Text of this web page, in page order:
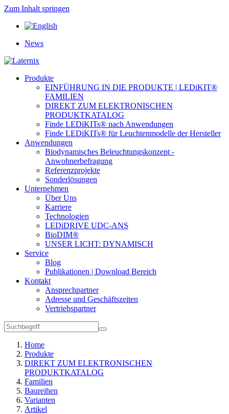
Zum Inhalt springen
News
Produkte
EINFÜHRUNG IN DIE PRODUKTE | LEDiKIT®
FAMILIEN
DIREKT ZUM ELEKTRONISCHEN
PRODUKTKATALOG
Finde LEDiKITs® nach Anwendungen
Finde LEDiKITs® für Leuchtenmodelle der Hersteller
Anwendungen
Biodynamisches Beleuchtungskonzept -
Anwohnerbefragung
Referenzprojekte
Sonderlösungen
Unternehmen
Über Uns
Karriere
Technologien
LEDiDRIVE UDC-ANS
BioDIM®
UNSER LICHT: DYNAMISCH
Service
Blog
Publikationen | Download Bereich
Kontakt
Ansprechpartner
Adresse und Geschäftszeiten
Vertriebspartner
Home
Produkte
DIREKT ZUM ELEKTRONISCHEN
PRODUKTKATALOG
Familien
Baureihen
Varianten
Artikel